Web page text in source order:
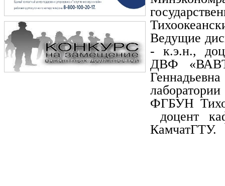
Ведущие
- к.э.н.,
ДВФ «ВАВТ
ФГБУН
доцент
КамчатГТУ.